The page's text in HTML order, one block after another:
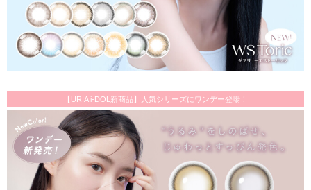
【URIA i-DOL新商品】人気シリーズにワンデー登場！